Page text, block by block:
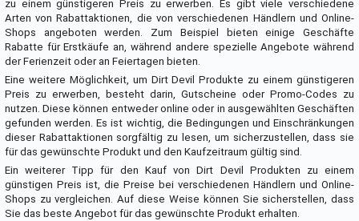
zu einem günstigeren Preis zu erwerben. Es gibt viele verschiedene
Arten von Rabattaktionen, die von verschiedenen Händlern und Online-
Shops angeboten werden. Zum Beispiel bieten einige Geschäfte
Rabatte für Erstkäufe an, während andere spezielle Angebote während
der Ferienzeit oder an Feiertagen bieten.
Eine weitere Möglichkeit, um Dirt Devil Produkte zu einem günstigeren
Preis zu erwerben, besteht darin, Gutscheine oder Promo-Codes zu
nutzen. Diese können entweder online oder in ausgewählten Geschäften
gefunden werden. Es ist wichtig, die Bedingungen und Einschränkungen
dieser Rabattaktionen sorgfältig zu lesen, um sicherzustellen, dass sie
für das gewünschte Produkt und den Kaufzeitraum gültig sind.
Ein weiterer Tipp für den Kauf von Dirt Devil Produkten zu einem
günstigen Preis ist, die Preise bei verschiedenen Händlern und Online-
Shops zu vergleichen. Auf diese Weise können Sie sicherstellen, dass
Sie das beste Angebot für das gewünschte Produkt erhalten.